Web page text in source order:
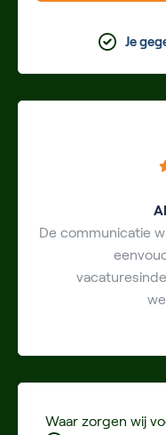
Je
De communicatie
Waar zorgen wij